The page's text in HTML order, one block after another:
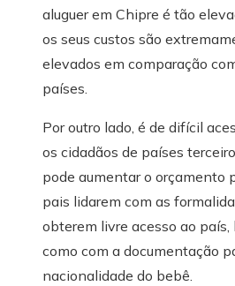
aluguer em Chipre é tão
os seus custos são
elevados em comparação
países.
Por outro lado, é de difícil
os cidadãos de países
pode aumentar o orçamento
pais lidarem com as
obterem livre acesso ao país,
como com a documentação
nacionalidade do bebê.